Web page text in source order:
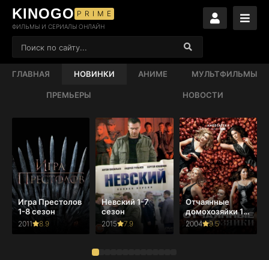
KINOGO PRIME
ФИЛЬМЫ И СЕРИАЛЫ ОНЛАЙН
ГЛАВНАЯ НОВИНКИ АНИМЕ МУЛЬТФИЛЬМЫ
ПРЕМЬЕРЫ НОВОСТИ
Игра Престолов
1-8 сезон
2011 8.9
Невский 1-7
сезон
2015 7.9
Отчаянные
домохозяйки 1-
8 сезон
2004 9.5